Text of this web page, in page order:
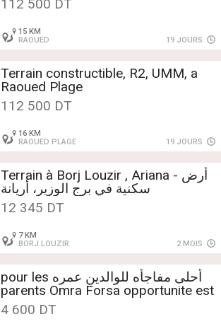
112 500 DT
15 KM
RAOUED
19 JOURS
Terrain constructible, R2, UMM, a
Raoued Plage
112 500 DT
16 KM
RAOUED PLAGE
19 JOURS
Terrain à Borj Louzir , Ariana - أرض
سكنية في برج الوزير، أريانة
12 345 DT
7 KM
BORJ LOUZIR
2 MOIS
أحلى مفاجأه للوالدين عمره pour les
parents Omra Forsa opportunite est
plus mieux que d'avoir appartement
haut standing bien equipe avec
4 600 DT